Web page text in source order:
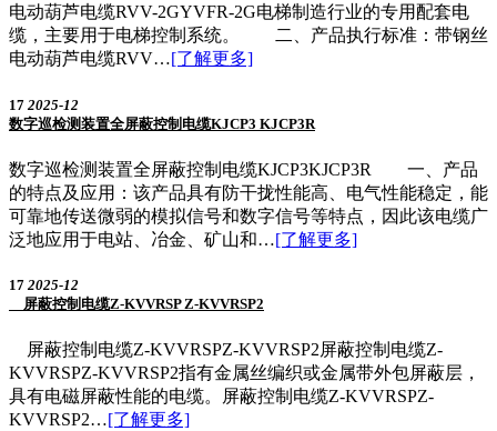
电动葫芦电缆RVV-2GYVFR-2G电梯制造行业的专用配套电
缆，主要用于电梯控制系统。 二、产品执行标准：带钢丝
电动葫芦电缆RVV…[了解更多]
17 2025-12
数字巡检测装置全屏蔽控制电缆KJCP3 KJCP3R
数字巡检测装置全屏蔽控制电缆KJCP3KJCP3R 一、产品
的特点及应用：该产品具有防干拢性能高、电气性能稳定，能
可靠地传送微弱的模拟信号和数字信号等特点，因此该电缆广
泛地应用于电站、冶金、矿山和…[了解更多]
17 2025-12
屏蔽控制电缆Z-KVVRSP Z-KVVRSP2
屏蔽控制电缆Z-KVVRSPZ-KVVRSP2屏蔽控制电缆Z-
KVVRSPZ-KVVRSP2指有金属丝编织或金属带外包屏蔽层，
具有电磁屏蔽性能的电缆。屏蔽控制电缆Z-KVVRSPZ-
KVVRSP2…[了解更多]